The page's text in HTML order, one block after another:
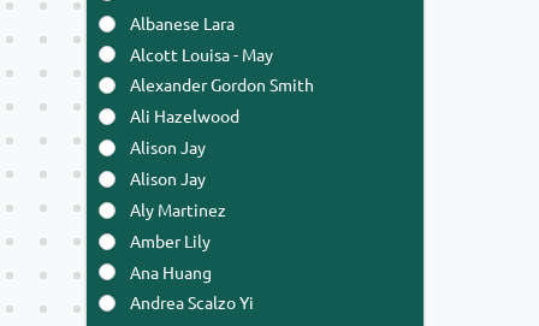
Albanese Lara
Alcott Louisa - May
Alexander Gordon Smith
Ali Hazelwood
Alison Jay
Alison Jay
Aly Martinez
Amber Lily
Ana Huang
Andrea Scalzo Yi